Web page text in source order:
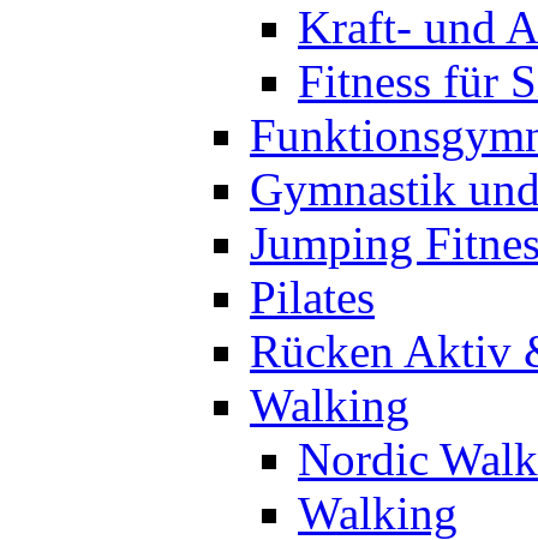
Kraft- und
Fitness für
Gymnastik
Jumping
Pilates
Rücken Aktiv
Walking
Nordic
Walking